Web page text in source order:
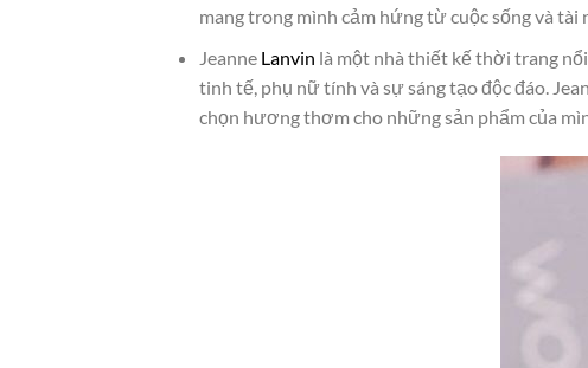
mang trong mình cảm hứng từ cuộc sống và tài
Jeanne Lanvin là một nhà thiết kế thời trang
tinh tế, phụ nữ tính và sự sáng tạo độc đáo.
chọn hương thơm cho những sản phẩm của